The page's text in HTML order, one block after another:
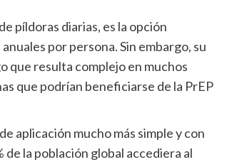
píldoras diarias, es la opción
por persona. Sin embargo, su
que resulta complejo en muchos
que podrían beneficiarse de la PrEP
aplicación mucho más simple y con
de la población global accediera al